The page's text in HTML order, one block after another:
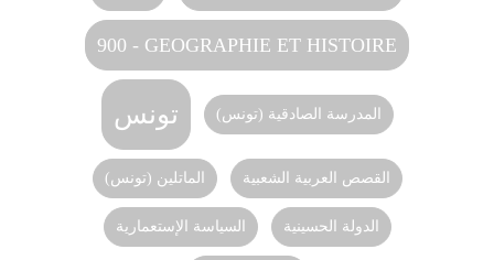
900 - GEOGRAPHIE ET HISTOIRE
تونس المدرسة الصادقية (تونس)
الماتلين (تونس) القصص العربية الشعبية
السياسة الإستعمارية الدولة الحسينية